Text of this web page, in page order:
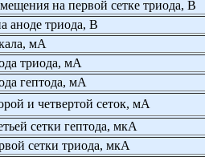
на первой сетке триода, В
аноде триода, В
мА
триода, мА
гептода, мА
и четвертой сеток, мА
сетки гептода, мкА
сетки триода, мкА